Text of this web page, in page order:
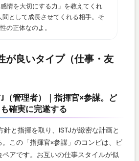
情を大切にする力」を教えてくれ
間として成長させてくれる相手。そ
の正体なのよ。
が良いタイプ（仕事・友
（管理者）｜指揮官×参謀。ど
確実に完遂する
針と指揮を取り、ISTJが緻密な計画と
この「指揮官×参謀」のコンビは、ビ
アです。お互いの仕事スタイルが似